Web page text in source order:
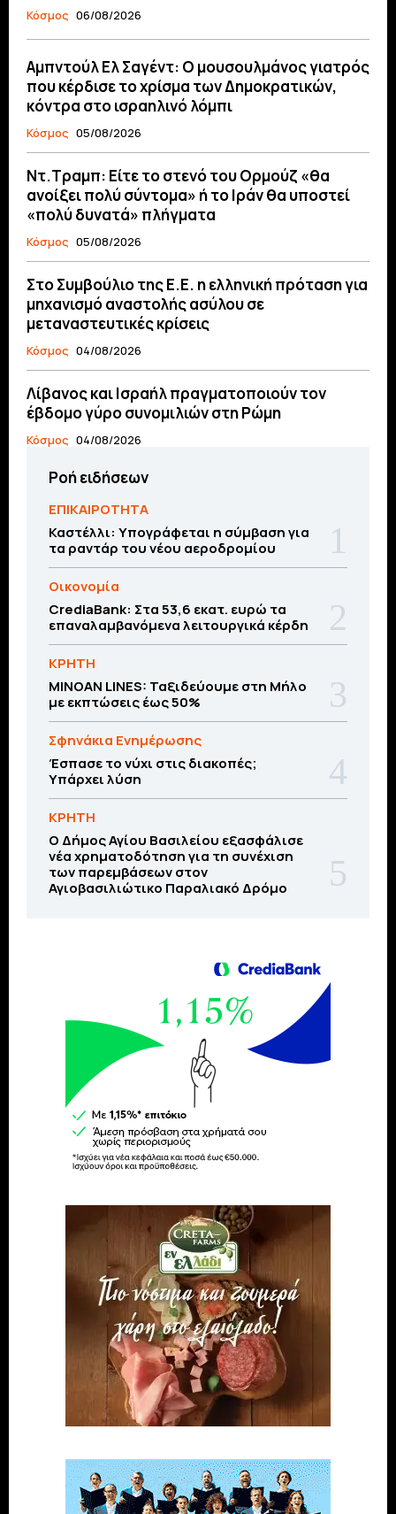
Κόσμος 06/08/2026
Αμπντούλ Ελ Σαγέντ: Ο μουσουλμάνος γιατρός
που κέρδισε το χρίσμα των Δημοκρατικών,
κόντρα στο ισραηλινό λόμπι
Κόσμος 05/08/2026
Ντ.Τραμπ: Είτε το στενό του Ορμούζ «θα
ανοίξει πολύ σύντομα» ή το Ιράν θα υποστεί
«πολύ δυνατά» πλήγματα
Κόσμος 05/08/2026
Στο Συμβούλιο της Ε.Ε. η ελληνική πρόταση για
μηχανισμό αναστολής ασύλου σε
μεταναστευτικές κρίσεις
Κόσμος 04/08/2026
Λίβανος και Ισραήλ πραγματοποιούν τον
έβδομο γύρο συνομιλιών στη Ρώμη
Κόσμος 04/08/2026
Ροή ειδήσεων
ΕΠΙΚΑΙΡΟΤΗΤΑ
Καστέλλι: Υπογράφεται η σύμβαση για
τα ραντάρ του νέου αεροδρομίου
Οικονομία
CrediaBank: Στα 53,6 εκατ. ευρώ τα
επαναλαμβανόμενα λειτουργικά κέρδη
ΚΡΗΤΗ
MINOAN LINES: Ταξιδεύουμε στη Μήλο
με εκπτώσεις έως 50%
Σφηνάκια Ενημέρωσης
Έσπασε το νύχι στις διακοπές;
Υπάρχει λύση
ΚΡΗΤΗ
O Δήμος Αγίου Βασιλείου εξασφάλισε
νέα χρηματοδότηση για τη συνέχιση
των παρεμβάσεων στον
Αγιοβασιλιώτικο Παραλιακό Δρόμο